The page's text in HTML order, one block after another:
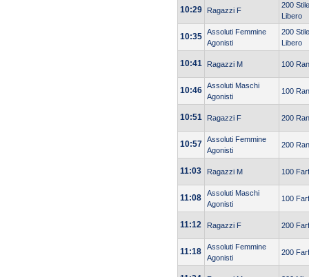
10:29 Ragazzi F
200 Stile
Libero
10:35 Assoluti Femmine
Agonisti
200 Stile
Libero
10:41 Ragazzi M 100
10:46 Assoluti Maschi
Agonisti
100
10:51 Ragazzi F 200
10:57 Assoluti Femmine
Agonisti
200
11:03 Ragazzi M 100
11:08
Assoluti Maschi
Agonisti
100
11:12 Ragazzi F 200
11:18
Assoluti Femmine
Agonisti
200